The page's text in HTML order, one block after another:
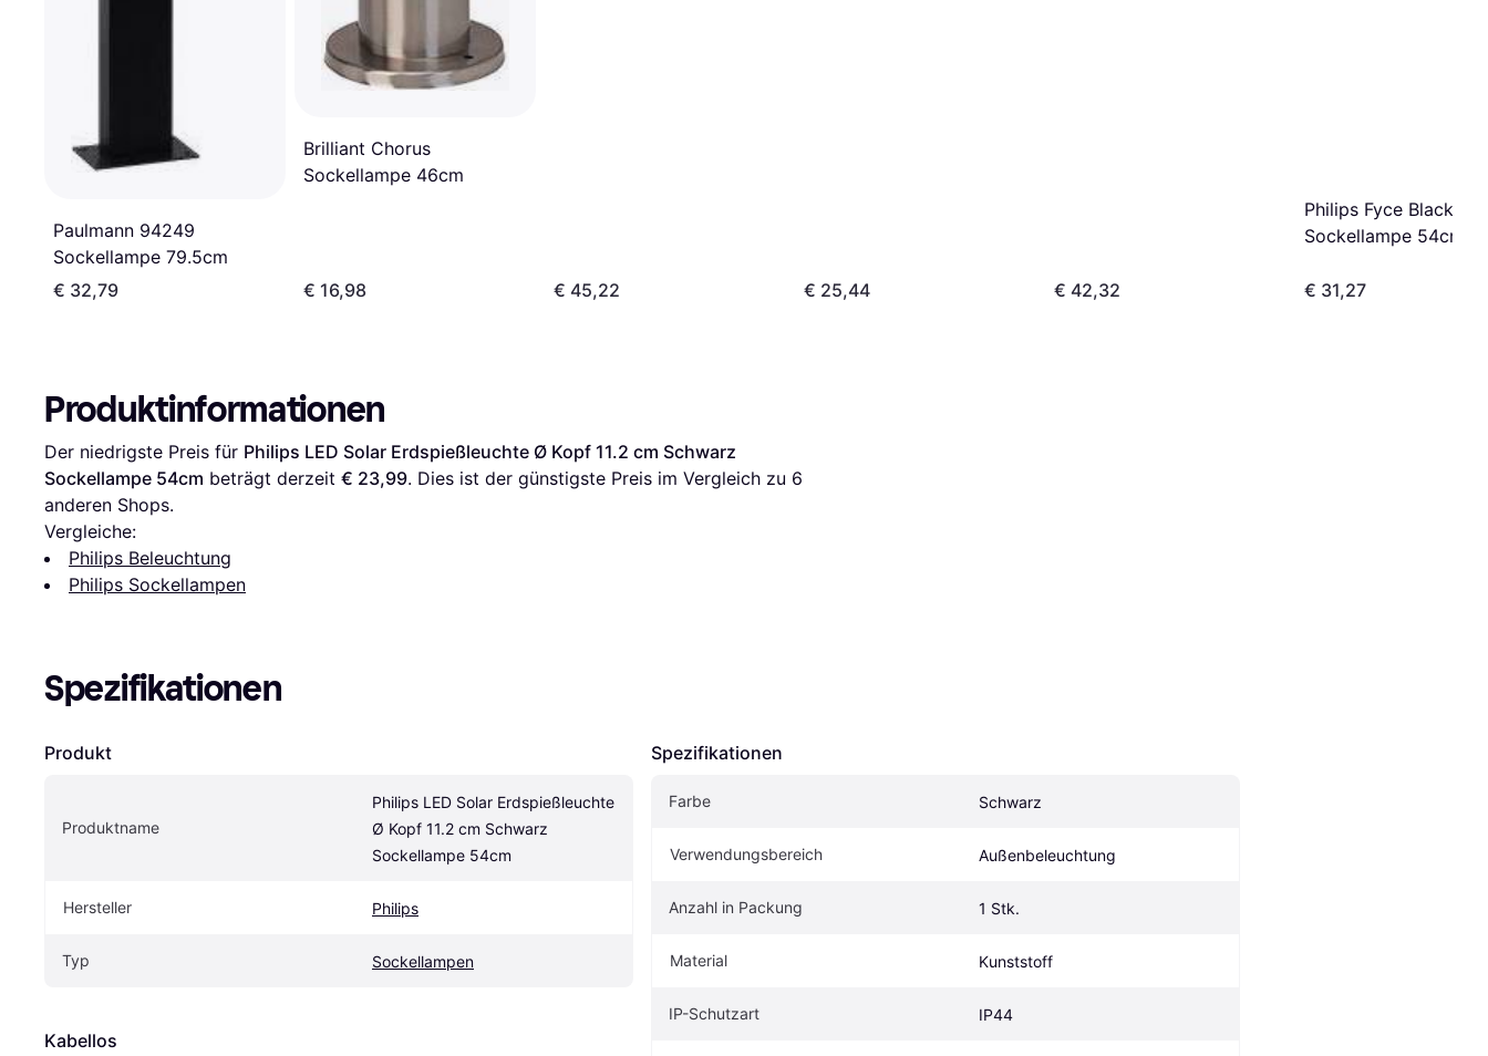
Paulmann 94249
Sockellampe 79.5cm
€ 32,79
Brilliant Chorus
Sockellampe 46cm
€ 16,98 € 45,22 € 25,44 € 42,32
Philips Fyce Black
Sockellampe 54cm
€ 31,27
Produktinformationen
Der niedrigste Preis für Philips LED Solar Erdspießleuchte Ø Kopf 11.2 cm Schwarz
Sockellampe 54cm beträgt derzeit € 23,99. Dies ist der günstigste Preis im Vergleich zu 6
anderen Shops.
Vergleiche:
Philips Beleuchtung
Philips Sockellampen
Spezifikationen
Produkt
Produktname
Philips LED Solar Erdspießleuchte
Ø Kopf 11.2 cm Schwarz
Sockellampe 54cm
Hersteller Philips
Typ Sockellampen
Kabellos
Spezifikationen
Farbe Schwarz
Verwendungsbereich Außenbeleuchtung
Anzahl in Packung 1 Stk.
Material Kunststoff
IP-Schutzart IP44